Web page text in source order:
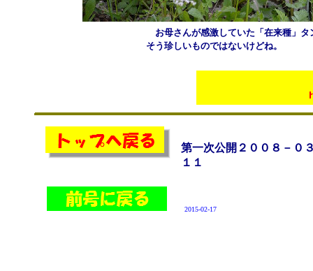
お母さんが感激していた「在来種」タ
そう珍しいものではないけどね。
第一次公開２００８－０
１１
2015-02-17